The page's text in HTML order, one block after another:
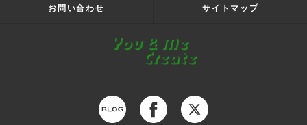
お問い合わせ サイトマップ